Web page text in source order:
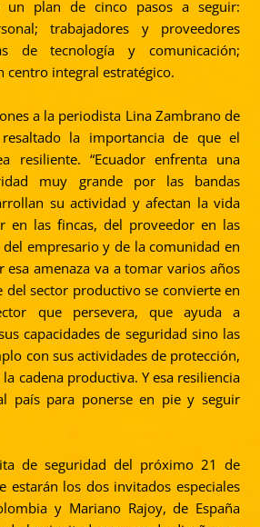
un plan de cinco pasos a seguir:
trabajadores y proveedores
de tecnología y comunicación;
centro integral estratégico.
a la periodista Lina Zambrano de
la importancia de que el
resiliente. “Ecuador enfrenta una
muy grande por las bandas
su actividad y afectan la vida
en las fincas, del proveedor en las
empresario y de la comunidad en
esa amenaza va a tomar varios años
del sector productivo se convierte en
que persevera, que ayuda a
capacidades de seguridad sino las
con sus actividades de protección,
cadena productiva. Y esa resiliencia
país para ponerse en pie y seguir
de seguridad del próximo 21 de
estarán los dos invitados especiales
y Mariano Rajoy, de España